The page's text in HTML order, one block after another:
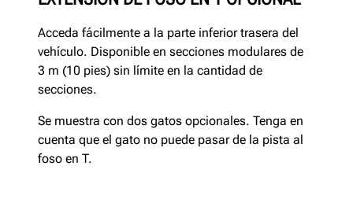
Acceda fácilmente a la parte inferior trasera del
vehículo. Disponible en secciones modulares de
3 m (10 pies) sin límite en la cantidad de
secciones.
Se muestra con dos gatos opcionales. Tenga en
cuenta que el gato no puede pasar de la pista al
foso en T.